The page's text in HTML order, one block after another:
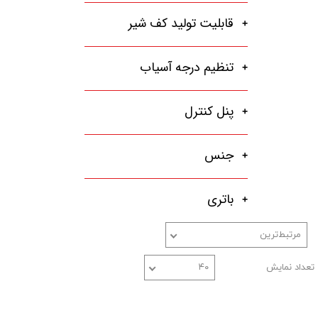
قابلیت تولید کف شیر
تنظیم درجه آسیاب
پنل کنترل
جنس
باتری
مرتبط‌ترین
تعداد نمایش ۴۰